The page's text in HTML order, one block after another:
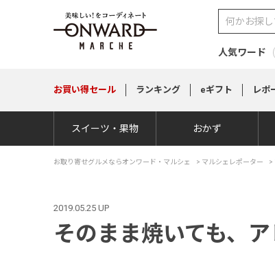
人気ワード
お買い得セール ランキング eギフト レポ
スイーツ・果物 おかず
お取り寄せグルメならオンワード・マルシェ > マルシェレポーター >
2019.05.25 UP
そのまま焼いても、